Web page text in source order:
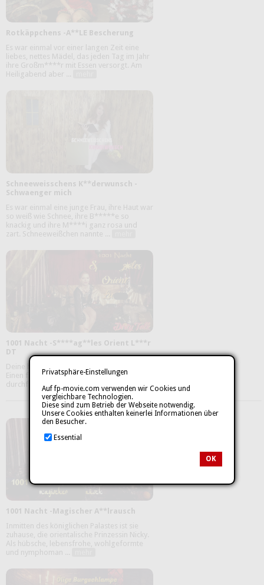
Privatsphäre-Einstellungen
Auf fp-movie.com verwenden wir Cookies und
vergleichbare Technologien.
Diese sind zum Betrieb der Webseite notwendig.
Unsere Cookies enthalten keinerlei Informationen über
den Besucher.
Essential
OK
Rotkäppchens -A**LE Bescherung
Es war einmal vor einer langen Zeit eine
liebes, nettes Mädel, das jeden Tag im Jahr
ihre Großm****r mit Essen versorgt. Am
Heiligabend aber ...
Schneeweisschens K**derwunsch -
Schwaenger mich
Es war einmal eine junge Frau, ihre Haut war
so weiß wie Schnee, ihre B*****e so
knackig und ihre M****i ganz rosa und
zart. Schneeweißchen nannte ...
1001 Nacht -S****ag**les Orient L***r
DT
Deine heiße Orient Prinzessin will nur eines:
Einen fetten, s***fen S*****z der sie heftig
durchf**kt. Bist du bereit ...
1001 Nacht -Magischer A**lrausch
Inmitten des königlichen Palastes ist sie
zuhause, die orientalische Prinzessin Nicky.
Als hübsche, lebensfrohe, wohlgeformte
und nymphoman ...